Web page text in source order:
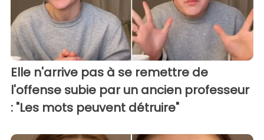
Elle n'arrive pas à se remettre de
l'offense subie par un ancien professeur
: "Les mots peuvent détruire"